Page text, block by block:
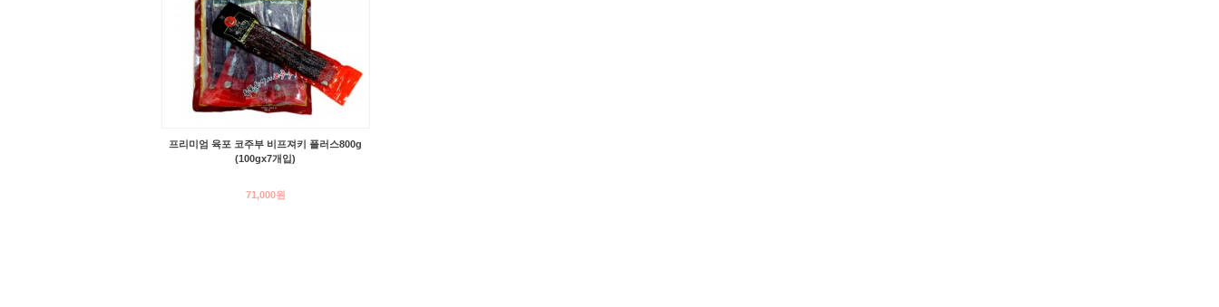
프리미엄 육포 코주부 비프져키 플러스800g
(100gx7개입)
71,000원